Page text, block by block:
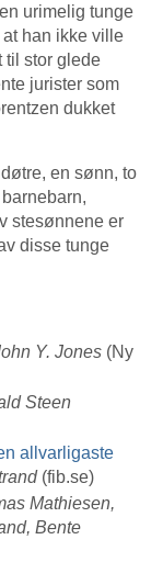
urimelig tunge
at han ikke ville
til stor glede
jurister som
dukket
en sønn, to
stesønnene er
disse tunge
Y. Jones (Ny
Steen
allvarligaste
(fib.se)
Mathiesen,
Bente